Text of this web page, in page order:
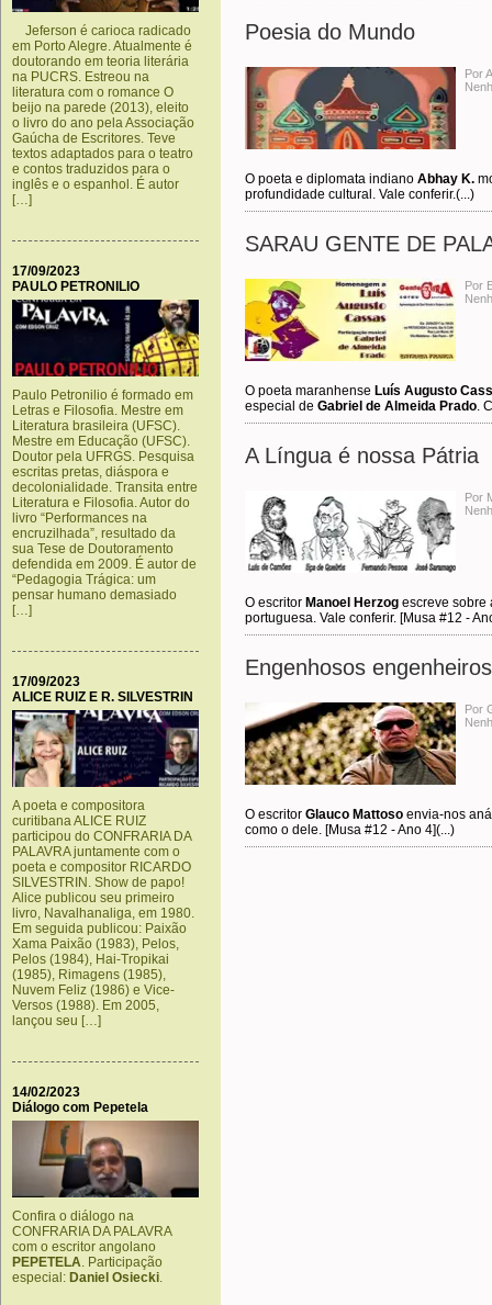
Jeferson é carioca radicado
em Porto Alegre. Atualmente é
doutorando em teoria literária
na PUCRS. Estreou na
literatura com o romance O
beijo na parede (2013), eleito
o livro do ano pela Associação
Gaúcha de Escritores. Teve
textos adaptados para o teatro
e contos traduzidos para o
inglês e o espanhol. É autor
[…]
17/09/2023
PAULO PETRONILIO
Paulo Petronilio é formado em
Letras e Filosofia. Mestre em
Literatura brasileira (UFSC).
Mestre em Educação (UFSC).
Doutor pela UFRGS. Pesquisa
escritas pretas, diáspora e
decolonialidade. Transita entre
Literatura e Filosofia. Autor do
livro “Performances na
encruzilhada”, resultado da
sua Tese de Doutoramento
defendida em 2009. É autor de
“Pedagogia Trágica: um
pensar humano demasiado
[…]
17/09/2023
ALICE RUIZ E R. SILVESTRIN
A poeta e compositora
curitibana ALICE RUIZ
participou do CONFRARIA DA
PALAVRA juntamente com o
poeta e compositor RICARDO
SILVESTRIN. Show de papo!
Alice publicou seu primeiro
livro, Navalhanaliga, em 1980.
Em seguida publicou: Paixão
Xama Paixão (1983), Pelos,
Pelos (1984), Hai-Tropikai
(1985), Rimagens (1985),
Nuvem Feliz (1986) e Vice-
Versos (1988). Em 2005,
lançou seu […]
14/02/2023
Diálogo com Pepetela
Confira o diálogo na
CONFRARIA DA PALAVRA
com o escritor angolano
PEPETELA. Participação
especial: Daniel Osiecki.
Poesia do Mundo
Por
O poeta e diplomata indiano Abhay K.
profundidade cultural. Vale conferir.(...)
SARAU GENTE DE
Por
O poeta maranhense Luís Augusto
especial de Gabriel de Almeida Prado.
A Língua é nossa Pátria
Por
O escritor Manoel Herzog escreve sobre
portuguesa. Vale conferir. [Musa #12 -
Engenhosos
Por
O escritor Glauco Mattoso envia-nos
como o dele. [Musa #12 - Ano 4](...)